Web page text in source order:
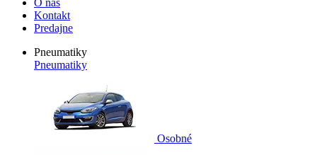
O nás
Kontakt
Predajne
Pneumatiky
Pneumatiky
Osobné